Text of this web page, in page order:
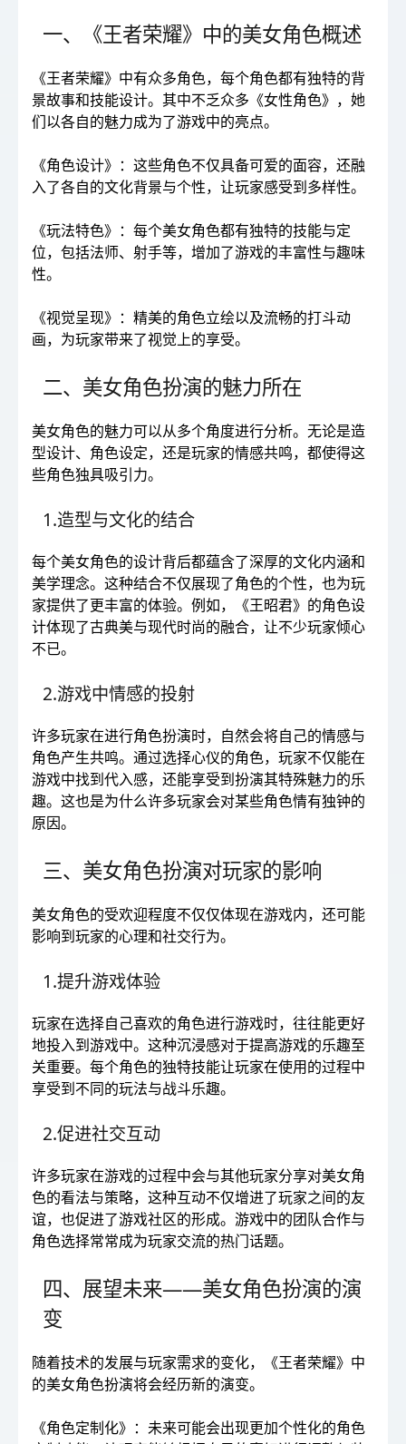
一、《王者荣耀》中的美女角色概述
《王者荣耀》中有众多角色，每个角色都有独特的背
景故事和技能设计。其中不乏众多《女性角色》，她
们以各自的魅力成为了游戏中的亮点。
《角色设计》：这些角色不仅具备可爱的面容，还融
入了各自的文化背景与个性，让玩家感受到多样性。
《玩法特色》：每个美女角色都有独特的技能与定
位，包括法师、射手等，增加了游戏的丰富性与趣味
性。
《视觉呈现》：精美的角色立绘以及流畅的打斗动
画，为玩家带来了视觉上的享受。
二、美女角色扮演的魅力所在
美女角色的魅力可以从多个角度进行分析。无论是造
型设计、角色设定，还是玩家的情感共鸣，都使得这
些角色独具吸引力。
1.造型与文化的结合
每个美女角色的设计背后都蕴含了深厚的文化内涵和
美学理念。这种结合不仅展现了角色的个性，也为玩
家提供了更丰富的体验。例如，《王昭君》的角色设
计体现了古典美与现代时尚的融合，让不少玩家倾心
不已。
2.游戏中情感的投射
许多玩家在进行角色扮演时，自然会将自己的情感与
角色产生共鸣。通过选择心仪的角色，玩家不仅能在
游戏中找到代入感，还能享受到扮演其特殊魅力的乐
趣。这也是为什么许多玩家会对某些角色情有独钟的
原因。
三、美女角色扮演对玩家的影响
美女角色的受欢迎程度不仅仅体现在游戏内，还可能
影响到玩家的心理和社交行为。
1.提升游戏体验
玩家在选择自己喜欢的角色进行游戏时，往往能更好
地投入到游戏中。这种沉浸感对于提高游戏的乐趣至
关重要。每个角色的独特技能让玩家在使用的过程中
享受到不同的玩法与战斗乐趣。
2.促进社交互动
许多玩家在游戏的过程中会与其他玩家分享对美女角
色的看法与策略，这种互动不仅增进了玩家之间的友
谊，也促进了游戏社区的形成。游戏中的团队合作与
角色选择常常成为玩家交流的热门话题。
四、展望未来——美女角色扮演的演
变
随着技术的发展与玩家需求的变化，《王者荣耀》中
的美女角色扮演将会经历新的演变。
《角色定制化》：未来可能会出现更加个性化的角色